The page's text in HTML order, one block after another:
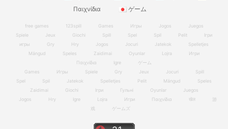
Παιχνίδια
ゲーム
free games 123spill Games Игры Jogos
Juegos
Spiele
Jeux Giochi Spill Spel Spil Pelit
Ігри
игры
Gry Hry Jogos Jocuri Jatekok
Spelletjes
Mängud
Speles Zaidimai Oyunlar Lojra
Игри
Παιχνίδια
Igre
ゲーム
Games
Игры Spiele Gry Jeux Jocuri
Spill
Spel
Spil Jatekok Spelletjes Pelit Mängud
Speles
Zaidimai
Giochi Ігри Гульні Oyunlar
Juegos
Jogos
Hry Igre Lojra Игри Παιχνίδια खेल
游
戏
ゲームズ